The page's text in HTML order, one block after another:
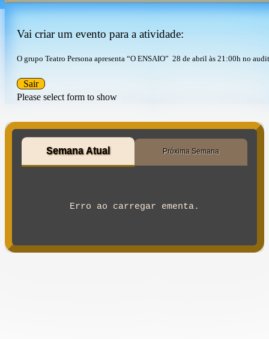
Vai criar um evento para a atividade:
O grupo Teatro Persona apresenta “O ENSAIO” 28 de abril às 21:00h no
Please select form to show
Sair
Semana Atual Próxima Semana
Erro ao carregar ementa.